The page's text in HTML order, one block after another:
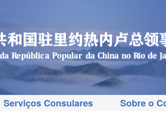
Serviços Consulares Sobre o